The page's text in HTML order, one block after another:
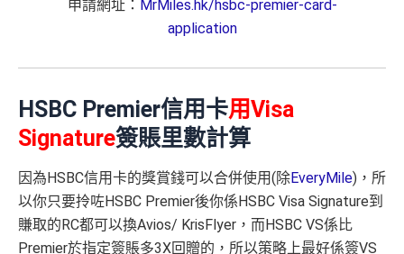
申請網址： MrMiles.hk/hsbc-premier-card-
application
HSBC Premier信用卡用Visa
Signature簽賬里數計算
因為HSBC信用卡的獎賞錢可以合併使用(除EveryMile)，所
以你只要拎咗HSBC Premier後你係HSBC Visa Signature到
賺取的RC都可以換Avios/ KrisFlyer，而HSBC VS係比
Premier於指定簽賬多3X回贈的，所以策略上最好係簽VS